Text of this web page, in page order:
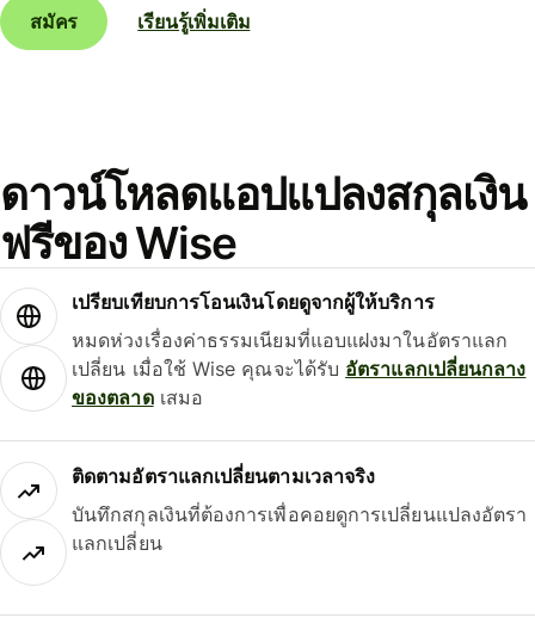
สมัคร เรียนรู้เพิ่มเติม
ดาวน์โหลดแอปแปลงสกุลเงิน
ฟรีของ Wise
เปรียบเทียบการโอนเงินโดยดูจากผู้ให้บริการ
หมดห่วงเรื่องค่าธรรมเนียมที่แอบแฝงมาในอัตราแลก
เปลี่ยน เมื่อใช้ Wise คุณจะได้รับ อัตราแลกเปลี่ยนกลาง
ของตลาดเสมอ
ติดตามอัตราแลกเปลี่ยนตามเวลาจริง
บันทึกสกุลเงินที่ต้องการเพื่อคอยดูการเปลี่ยนแปลงอัตรา
แลกเปลี่ยน